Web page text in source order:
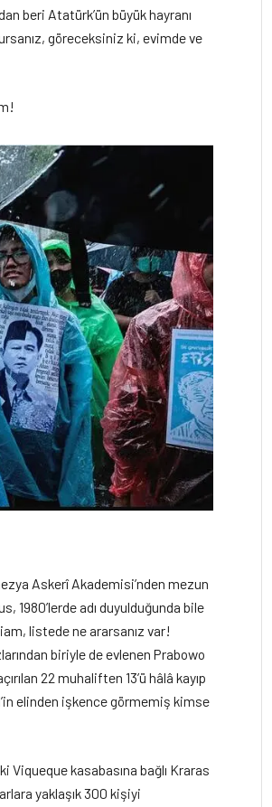
beri Atatürk’ün büyük hayranı
göreceksiniz ki, evimde ve
Askerî Akademisi’nden mezun
1980’lerde adı duyulduğunda bile
listede ne ararsanız var!
biriyle de evlenen Prabowo
22 muhaliften 13’ü hâlâ kayıp
elinden işkence görmemiş kimse
Viqueque kasabasına bağlı Kraras
yaklaşık 300 kişiyi